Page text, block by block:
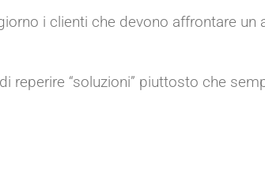
i clienti che devono affrontare un
reperire “soluzioni” piuttosto che